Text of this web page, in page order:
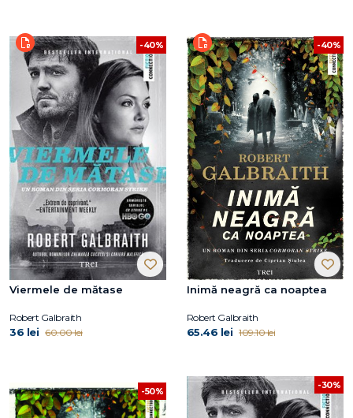
-40%
Viermele de mătase
Robert Galbraith
36 lei 60.00 lei
-40%
Inimă neagră ca noaptea
Robert Galbraith
65.46 lei 109.10 lei
-50%
-30%